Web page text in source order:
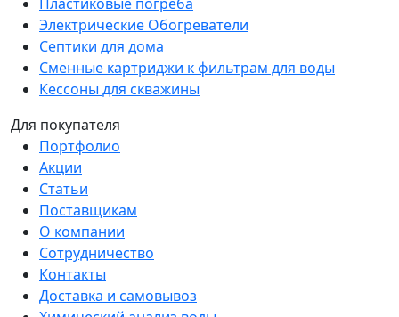
Пластиковые погреба
Электрические Обогреватели
Септики для дома
Сменные картриджи к фильтрам для воды
Кессоны для скважины
Для покупателя
Портфолио
Акции
Статьи
Поставщикам
О компании
Сотрудничество
Контакты
Доставка и самовывоз